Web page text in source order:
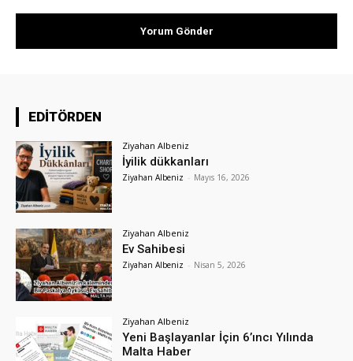
EDİTÖRDEN
Ziyahan Albeniz
İyilik dükkanları
Ziyahan Albeniz - Mayıs 16, 2026
Ziyahan Albeniz
Ev Sahibesi
Ziyahan Albeniz - Nisan 5, 2026
Ziyahan Albeniz
Yeni Başlayanlar İçin 6’ıncı Yılında
Malta Haber